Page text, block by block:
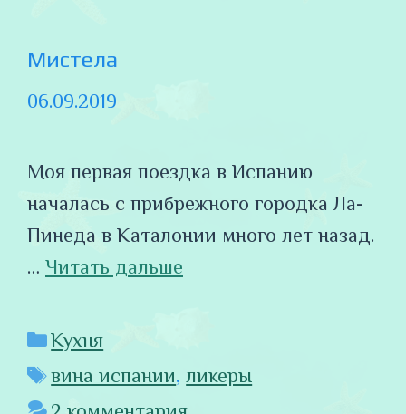
Мистела
06.09.2019
Моя первая поездка в Испанию
началась с прибрежного городка Ла-
Пинеда в Каталонии много лет назад.
… Читать дальше
Рубрики
Кухня
Метки
вина испании,ликеры